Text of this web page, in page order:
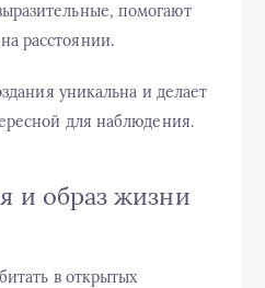
помогают
расстоянии.
уникальна и делает
для наблюдения.
и образ жизни
в открытых